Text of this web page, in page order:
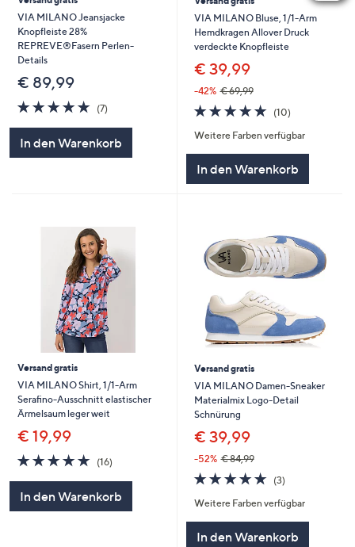
VIA MILANO Jeansjacke
Knopfleiste 28%
REPREVE®Fasern Perlen-
Details
€ 89,99
4.7
von
(7)7
In den Warenkorb
VIA MILANO Bluse, 1/1-Arm
Hemdkragen Allover Druck
verdeckte Knopfleiste
€ 39,99
-42% € 69,99
4.7
von
5
(10)10
Weitere Farben verfügbar
In den Warenkorb
Versand gratis
VIA MILANO Shirt, 1/1-Arm
Serafino-Ausschnitt elastischer
Ärmelsaum leger weit
€ 19,99
4.7
von
(16)16
In den Warenkorb
Versand gratis
VIA MILANO Damen-Sneaker
Materialmix Logo-Detail
Schnürung
€ 39,99
-52% € 84,99
4.7
von
5
(3)3
Weitere Farben verfügbar
In den Warenkorb